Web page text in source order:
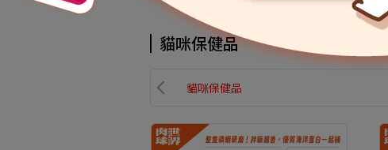
貓咪保健品
貓咪保健品